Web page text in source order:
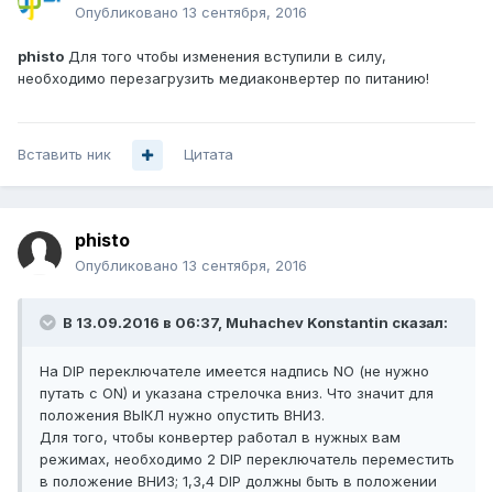
Опубликовано 13 сентября, 2016
phisto Для того чтобы изменения вступили в силу,
необходимо перезагрузить медиаконвертер по питанию!
Вставить ник Цитата
phisto
Опубликовано 13 сентября, 2016
В 13.09.2016 в 06:37, Muhachev Konstantin сказал:
На DIP переключателе имеется надпись NO (не нужно
путать с ON) и указана стрелочка вниз. Что значит для
положения ВЫКЛ нужно опустить ВНИЗ.
Для того, чтобы конвертер работал в нужных вам
режимах, необходимо 2 DIP переключатель переместить
в положение ВНИЗ; 1,3,4 DIP должны быть в положении